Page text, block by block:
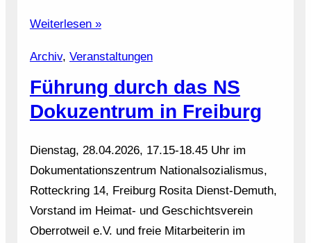
Weiterlesen »
Archiv, Veranstaltungen
Führung durch das NS
Dokuzentrum in Freiburg
Dienstag, 28.04.2026, 17.15-18.45 Uhr im
Dokumentationszentrum Nationalsozialismus,
Rotteckring 14, Freiburg Rosita Dienst-Demuth,
Vorstand im Heimat- und Geschichtsverein
Oberrotweil e.V. und freie Mitarbeiterin im